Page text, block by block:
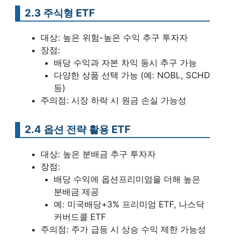
2.3 주식형 ETF
대상: 높은 위험-높은 수익 추구 투자자
장점:
배당 수익과 자본 차익 동시 추구 가능
다양한 상품 선택 가능 (예: NOBL, SCHD
등)
주의점: 시장 하락 시 원금 손실 가능성
2.4 옵션 전략 활용 ETF
대상: 높은 분배금 추구 투자자
장점:
배당 수익에 옵션프리미엄을 더해 높은
분배금 제공
예: 미국배당+3% 프리미엄 ETF, 나스닥
커버드콜 ETF
주의점: 주가 급등 시 상승 수익 제한 가능성